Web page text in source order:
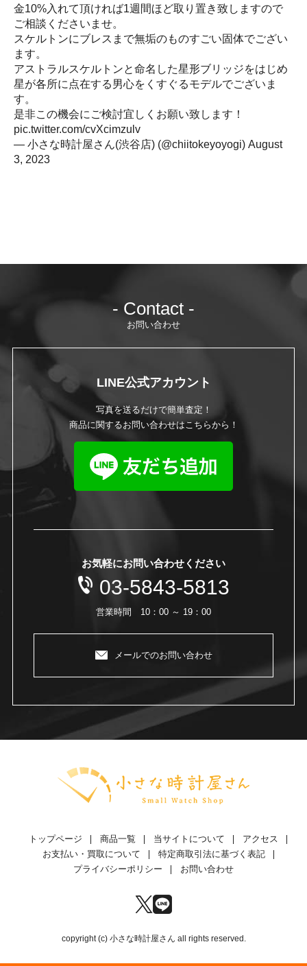
金10%入れて頂ければ1週間ほど取り置き致しますので
ご相談くださいませ。
スケルトンにブレスまで無垢のものすごい固体でござい
ます。
アストラルスケルトンと命名した星形ブリッジをはじめ
星が各所に点在する男心をくすぐるモデルでございま
す。
是非この機会にご検討宜しくお願い致します！
pic.twitter.com/cvXcimzulv
— 小さな時計屋さん(渋谷店) (@chiitokeyoyogi) August
3, 2023
- Contact -
お問い合わせ
LINE公式アカウント
写真を送るだけで簡単査定！
商品に関するお問い合わせはこちらから！
お気軽にお問い合わせください
03-5843-5813
営業時間 10：00 ～ 19：00
メールでのお問い合わせ
トップページ 商品一覧 当サイトについて
アクセス
お支払い・買取について
特定商取引法に基づく表記
プライバシーポリシー
お問い合わせ
copyright (c) 小さな時計屋さん all rights reserved.